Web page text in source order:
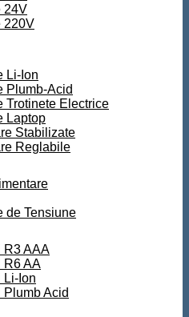
24V
220V
Li-Ion
Plumb-Acid
Trotinete Electrice
Laptop
Stabilizate
Reglabile
de Tensiune
R3 AAA
R6 AA
Li-Ion
Acid